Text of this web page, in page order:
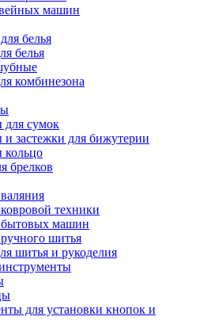
машин
белья
белья
комбинезона
сумок
застежки для бижутерии
кольцо
брелков
техники
машин
шитья
шитья и рукоделия
для установки кнопок и